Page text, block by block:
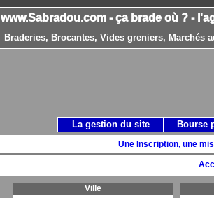
www.Sabradou.com - ça brade où ? -
Braderies, Brocantes, Vides greniers, Marchés
Une Inscription, une
Ville
La gestion du site Bourse